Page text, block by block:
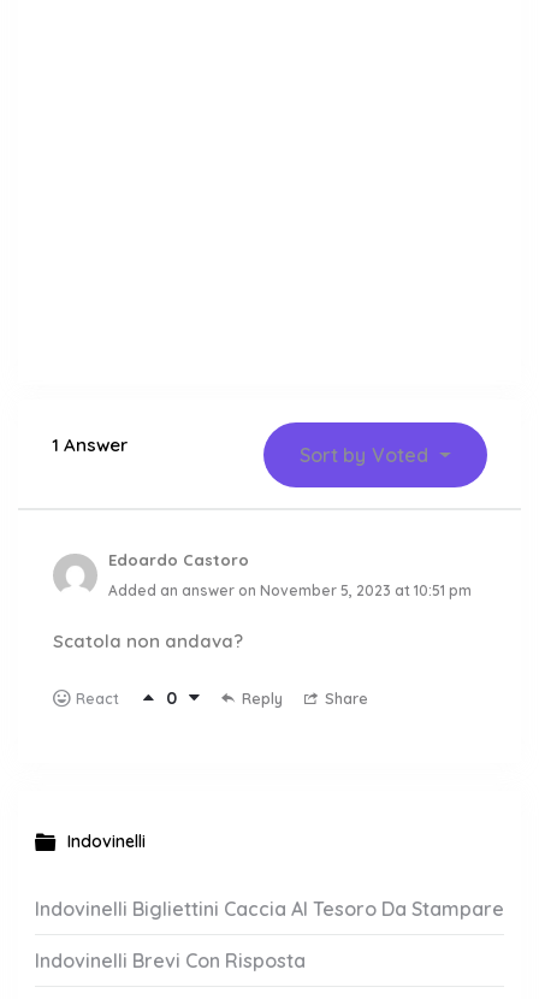
1 Answer Sort by Voted
Edoardo Castoro
Added an answer on November 5, 2023 at 10:51 pm
Scatola non andava?
React 0 Reply Share
Indovinelli
Indovinelli Bigliettini Caccia Al Tesoro Da Stampare
Indovinelli Brevi Con Risposta